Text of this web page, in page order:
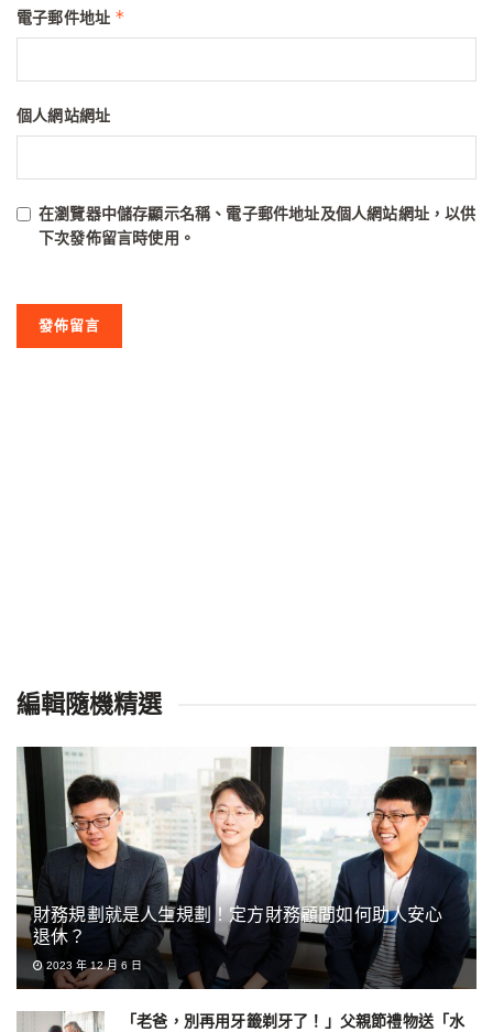
電子郵件地址 *
個人網站網址
在瀏覽器中儲存顯示名稱、電子郵件地址及個人網站網址，以供
下次發佈留言時使用。
編輯隨機精選
財務規劃就是人生規劃！定方財務顧問如何助人安心
退休？
2023 年 12 月 6 日
「老爸，別再用牙籤剃牙了！」父親節禮物送「水